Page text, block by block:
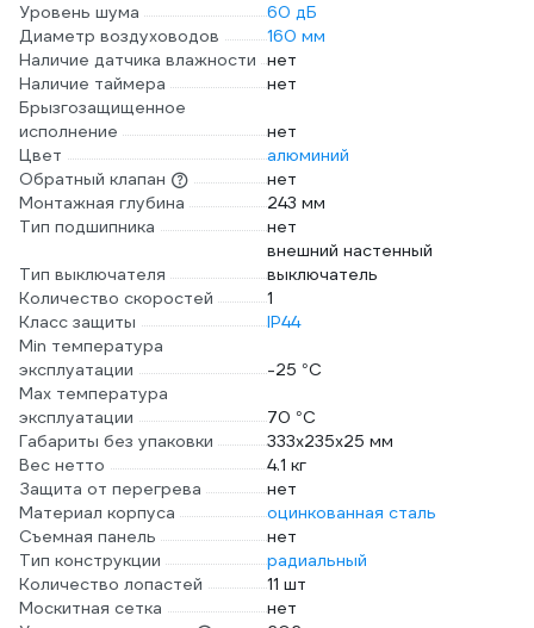
Уровень шума
60 дБ
Диаметр воздуховодов
160 мм
Наличие датчика влажности нет
Наличие таймера
нет
Брызгозащищенное
исполнение
нет
Цвет
алюминий
Обратный клапан
нет
Монтажная глубина
243 мм
Тип подшипника
нет
Тип выключателя
внешний настенный
выключатель
Количество скоростей
1
Класс защиты
IP44
Min температура
эксплуатации
-25 °С
Max температура
эксплуатации
70 °С
Габариты без упаковки
333х235х25 мм
Вес нетто
4.1 кг
Защита от перегрева
нет
Материал корпуса
оцинкованная сталь
Съемная панель
нет
Тип конструкции
радиальный
Количество лопастей
11 шт
Москитная сетка
нет